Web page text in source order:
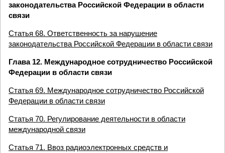
законодательства Российской Федерации в области
связи
Статья 68. Ответственность за нарушение
законодательства Российской Федерации в области связи
Глава 12. Международное сотрудничество Российской
Федерации в области связи
Статья 69. Международное сотрудничество Российской
Федерации в области связи
Статья 70. Регулирование деятельности в области
международной связи
Статья 71. Ввоз радиоэлектронных средств и